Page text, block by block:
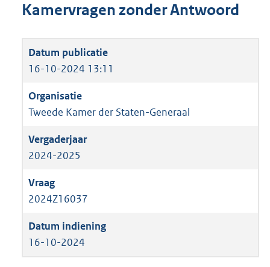
Kamervragen zonder Antwoord
16-10-2024 13:11
Tweede Kamer der Staten-Generaal
2024-2025
2024Z16037
16-10-2024